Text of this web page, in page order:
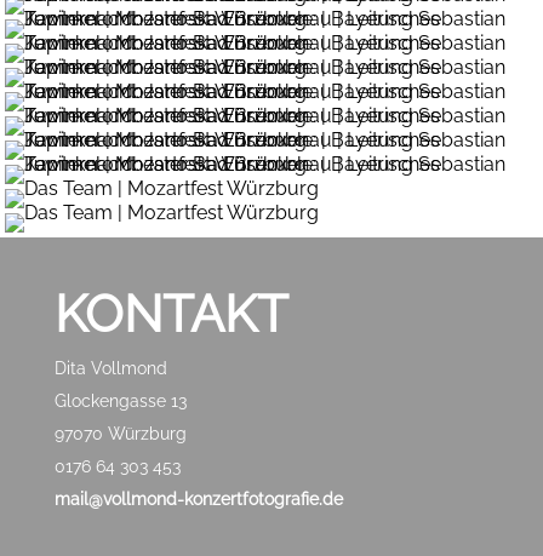
KONTAKT
Dita Vollmond
Glockengasse 13
97070 Würzburg
0176 64 303 453
mail@vollmond-konzertfotografie.de